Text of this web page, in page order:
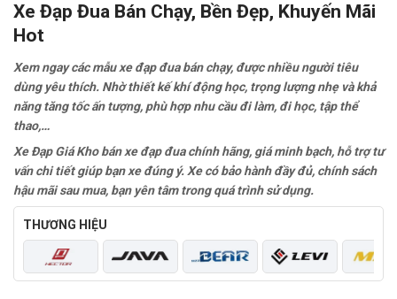
Xe Đạp Đua Bán Chạy, Bền Đẹp, Khuyến Mãi
Hot
Xem ngay các mẫu xe đạp đua bán chạy, được nhiều người tiêu
dùng yêu thích. Nhờ thiết kế khí động học, trọng lượng nhẹ và khả
năng tăng tốc ấn tượng, phù hợp nhu cầu đi làm, đi học, tập thể
thao,…
Xe Đạp Giá Kho bán xe đạp đua chính hãng, giá minh bạch, hỗ trợ tư
vấn chi tiết giúp bạn xe đúng ý. Xe có bảo hành đầy đủ, chính sách
hậu mãi sau mua, bạn yên tâm trong quá trình sử dụng.
THƯƠNG HIỆU